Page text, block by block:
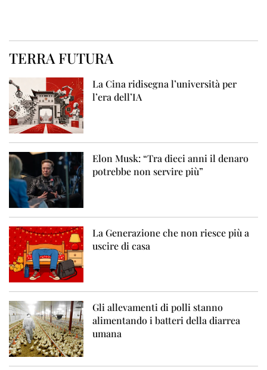
TERRA FUTURA
La Cina ridisegna l’università per
l’era dell’IA
Elon Musk: “Tra dieci anni il denaro
potrebbe non servire più”
La Generazione che non riesce più a
uscire di casa
Gli allevamenti di polli stanno
alimentando i batteri della diarrea
umana